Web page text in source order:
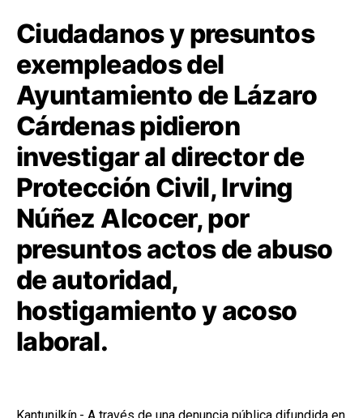
Ciudadanos y presuntos
exempleados del
Ayuntamiento de Lázaro
Cárdenas pidieron
investigar al director de
Protección Civil, Irving
Núñez Alcocer, por
presuntos actos de abuso
de autoridad,
hostigamiento y acoso
laboral.
Kantunilkín.- A través de una denuncia pública difundida en